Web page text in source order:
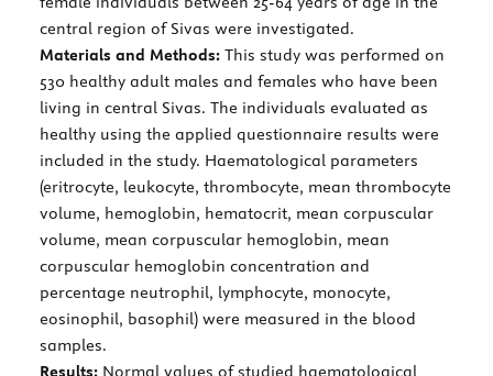
central region of Sivas were investigated.
Materials and Methods: This study was performed on
530 healthy adult males and females who have been
living in central Sivas. The individuals evaluated as
healthy using the applied questionnaire results were
included in the study. Haematological parameters
(eritrocyte, leukocyte, thrombocyte, mean thrombocyte
volume, hemoglobin, hematocrit, mean corpuscular
volume, mean corpuscular hemoglobin, mean
corpuscular hemoglobin concentration and
percentage neutrophil, lymphocyte, monocyte,
eosinophil, basophil) were measured in the blood
samples.
Results: Normal values of studied haematological